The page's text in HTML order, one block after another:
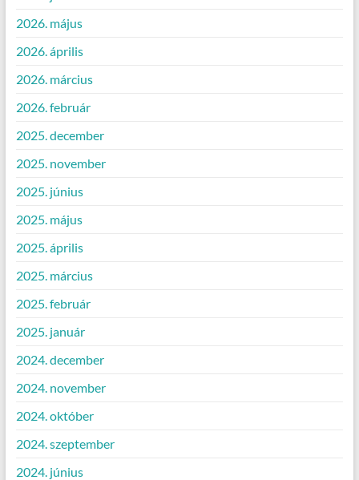
2026. május
2026. április
2026. március
2026. február
2025. december
2025. november
2025. június
2025. május
2025. április
2025. március
2025. február
2025. január
2024. december
2024. november
2024. október
2024. szeptember
2024. június